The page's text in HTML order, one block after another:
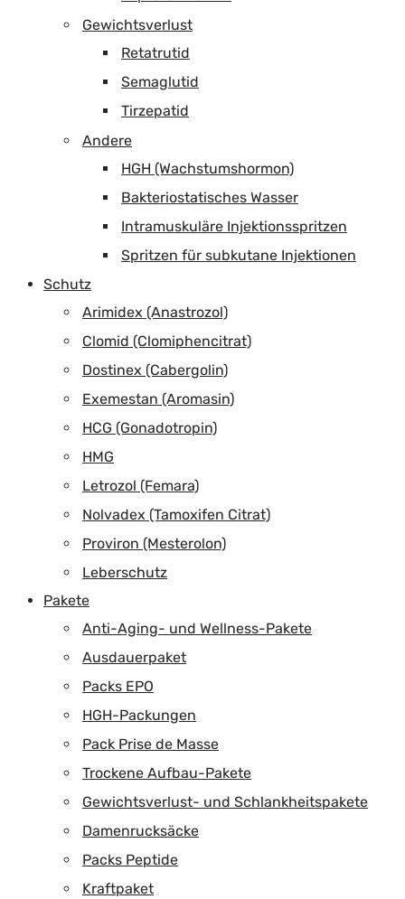
Gewichtsverlust
Retatrutid
Semaglutid
Tirzepatid
Andere
HGH (Wachstumshormon)
Bakteriostatisches Wasser
Intramuskuläre Injektionsspritzen
Spritzen für subkutane Injektionen
Schutz
Arimidex (Anastrozol)
Clomid (Clomiphencitrat)
Dostinex (Cabergolin)
Exemestan (Aromasin)
HCG (Gonadotropin)
HMG
Letrozol (Femara)
Nolvadex (Tamoxifen Citrat)
Proviron (Mesterolon)
Leberschutz
Pakete
Anti-Aging- und Wellness-Pakete
Ausdauerpaket
Packs EPO
HGH-Packungen
Pack Prise de Masse
Trockene Aufbau-Pakete
Gewichtsverlust- und Schlankheitspakete
Damenrucksäcke
Packs Peptide
Kraftpaket